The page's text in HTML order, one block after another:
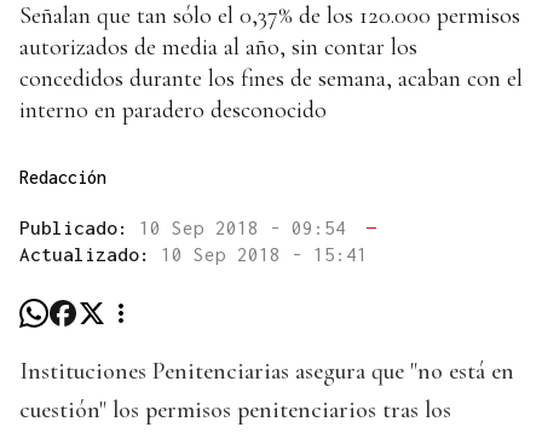
Señalan que tan sólo el 0,37% de los 120.000 permisos
autorizados de media al año, sin contar los
concedidos durante los fines de semana, acaban con el
interno en paradero desconocido
Redacción
Publicado: 10 Sep 2018 - 09:54
—
Actualizado: 10 Sep 2018 - 15:41
Instituciones Penitenciarias asegura que "no está en
cuestión" los permisos penitenciarios tras los